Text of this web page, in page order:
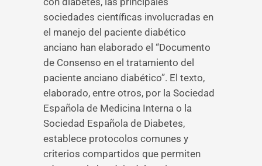
sociedades científicas involucradas en
el manejo del paciente diabético
anciano han elaborado el “Documento
de Consenso en el tratamiento del
paciente anciano diabético”. El texto,
elaborado, entre otros, por la Sociedad
Española de Medicina Interna o la
Sociedad Española de Diabetes,
establece protocolos comunes y
criterios compartidos que permiten